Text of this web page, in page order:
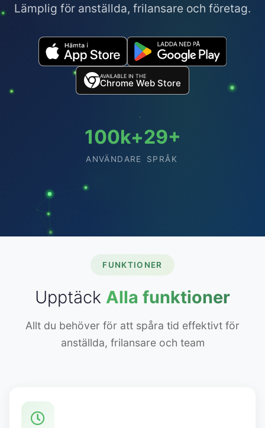
Lämplig för anställda, frilansare och företag.
AVAILABLE IN THE
Chrome Web Store
100k+
ANVÄNDARE
29+
SPRÅK
FUNKTIONER
Upptäck Alla funktioner
Allt du behöver för att spåra tid effektivt för
anställda, frilansare och team